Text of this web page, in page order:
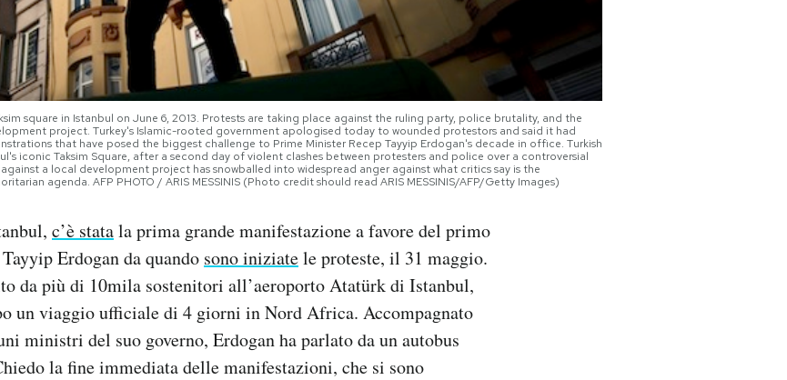
square in Istanbul on June 6, 2013. Protests are taking place against the ruling party, police brutality, and the
project. Turkey's Islamic-rooted government apologised today to wounded protestors and said it had
that have posed the biggest challenge to Prime Minister Recep Tayyip Erdogan's decade in office. Turkish
iconic Taksim Square, after a second day of violent clashes between protesters and police over a controversial
a local development project has snowballed into widespread anger against what critics say is the
agenda. AFP PHOTO / ARIS MESSINIS (Photo credit should read ARIS MESSINIS/AFP/Getty Images)
c’è statala prima grande manifestazione a favore del primo
Erdogan da quando sono iniziatele proteste, il 31 maggio.
da più di 10mila sostenitori all’aeroporto Atatürk di Istanbul,
un viaggio ufficiale di 4 giorni in Nord Africa. Accompagnato
ministri del suo governo, Erdogan ha parlato da un autobus
la fine immediata delle manifestazioni, che si sono